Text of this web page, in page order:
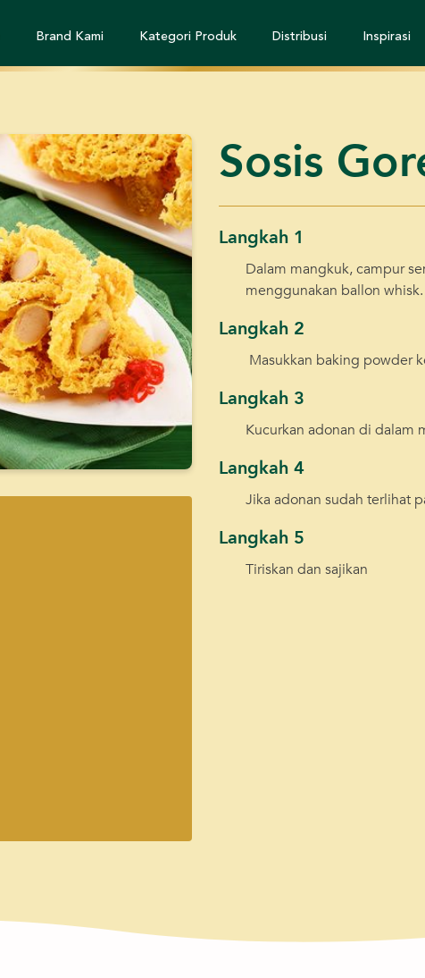
Brand Kami Kategori Produk Distribusi Inspirasi
Sosis
Langkah 1
Dalam mangkuk, campur
menggunakan ballon whisk.
Langkah 2
Masukkan baking powder
Langkah 3
Kucurkan adonan di dalam
Langkah 4
Jika adonan sudah terlihat
Langkah 5
Tiriskan dan sajikan